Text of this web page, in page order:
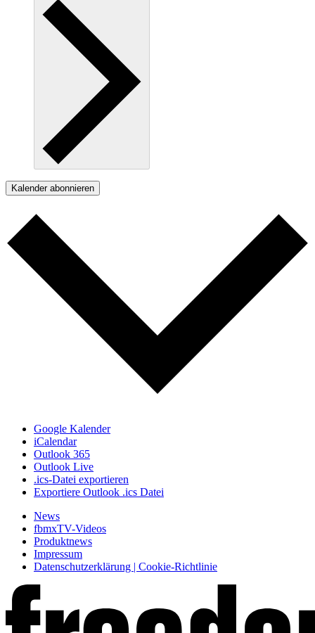
Kalender abonnieren
Google Kalender
iCalendar
Outlook 365
Outlook Live
.ics-Datei exportieren
Exportiere Outlook .ics Datei
News
fbmxTV-Videos
Produktnews
Impressum
Datenschutzerklärung | Cookie-Richtlinie